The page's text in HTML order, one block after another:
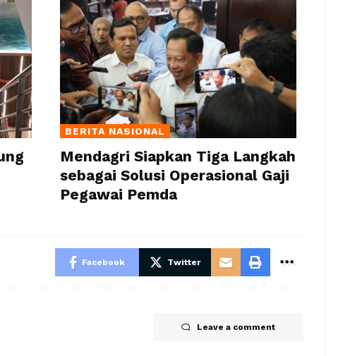
BERITA NASIONAL
Mendagri Siapkan Tiga Langkah
sebagai Solusi Operasional Gaji
Pegawai Pemda
Facebook Twitter
Leave a comment